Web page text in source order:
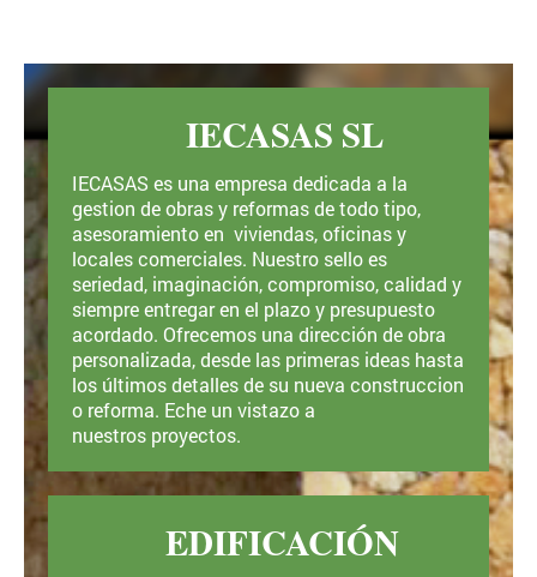
IECASAS SL
IECASAS es una empresa dedicada a la
gestion de obras y reformas de todo tipo,
asesoramiento en viviendas, oficinas y
locales comerciales. Nuestro sello es
seriedad, imaginación, compromiso, calidad y
siempre entregar en el plazo y presupuesto
acordado. Ofrecemos una dirección de obra
personalizada, desde las primeras ideas hasta
los últimos detalles de su nueva construccion
o reforma. Eche un vistazo a
nuestros proyectos.
EDIFICACIÓN